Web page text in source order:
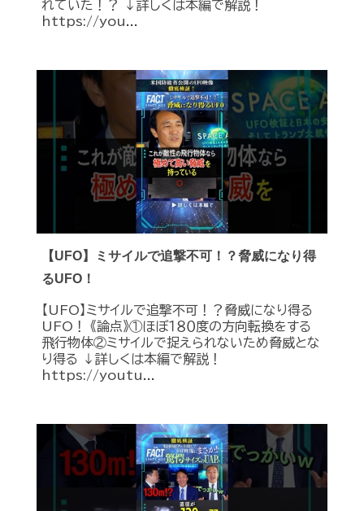
れていた！？ ↓詳しくは本編で解説！
https://you...
【UFO】ミサイルで追撃不可！？脅威になり得
るUFO！
【UFO】ミサイルで追撃不可！？脅威になり得る
UFO！ 《論点》①ほぼ１８０度の方向転換をする
飛行物体②ミサイルで捉えられないため脅威とな
り得る ↓詳しくは本編で解説！
https://youtu...